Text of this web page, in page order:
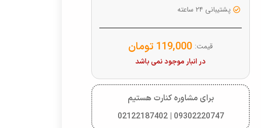
پشتیبانی ۲۴ ساعته
قیمت: 119,000 تومان
در انبار موجود نمی باشد
برای مشاوره کنارت هستیم
09302220747 | 02122187402